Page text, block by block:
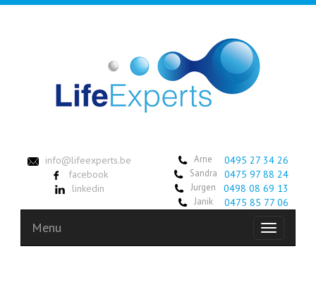
info@lifeexperts.be
facebook
linkedin
Arne 0495 27 34 26
Sandra 0475 97 88 24
Jurgen 0498 08 69 13
Janik 0475 85 77 06
Toggle
Menu